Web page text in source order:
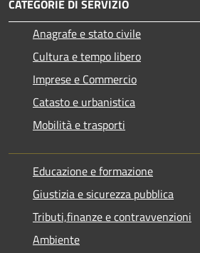
CATEGORIE DI SERVIZIO
Anagrafe e stato civile
Cultura e tempo libero
Imprese e Commercio
Catasto e urbanistica
Mobilità e trasporti
Educazione e formazione
Giustizia e sicurezza pubblica
Tributi,finanze e contravvenzioni
Ambiente